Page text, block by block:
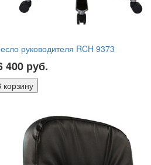
руководителя RCH 9373
400 руб.